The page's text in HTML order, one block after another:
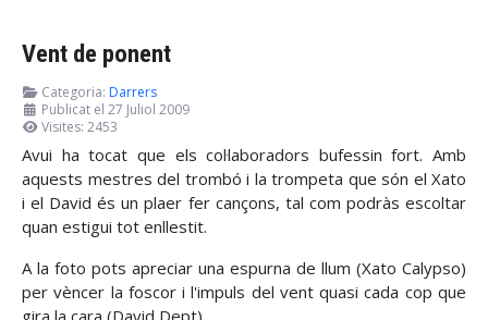
Vent de ponent
Categoria: Darrers
Publicat el 27 Juliol 2009
Visites: 2453
Avui ha tocat que els col·laboradors bufessin fort. Amb
aquests mestres del trombó i la trompeta que són el Xato
i el David és un plaer fer cançons, tal com podràs escoltar
quan estigui tot enllestit.
A la foto pots apreciar una espurna de llum (Xato Calypso)
per vèncer la foscor i l'impuls del vent quasi cada cop que